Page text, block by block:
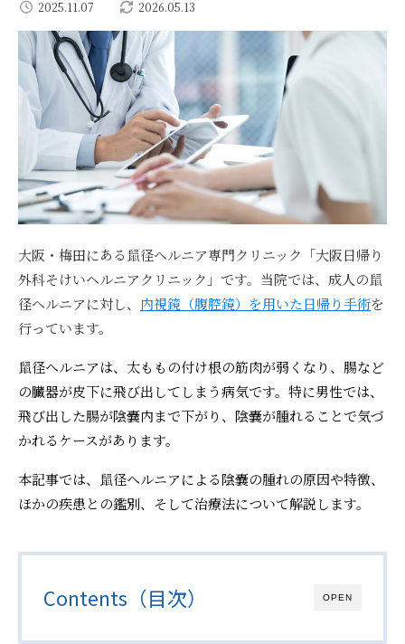
2025.11.07 2026.05.13
大阪・梅田にある鼠径ヘルニア専門クリニック「大阪日帰り
外科そけいヘルニアクリニック」です。当院では、成人の鼠
径ヘルニアに対し、 内視鏡（腹腔鏡）を用いた日帰り手術を
行っています。
鼠径ヘルニアは、太ももの付け根の筋肉が弱くなり、腸など
の臓器が皮下に飛び出してしまう病気です。特に男性では、
飛び出した腸が陰嚢内まで下がり、陰嚢が腫れることで気づ
かれるケースがあります。
本記事では、鼠径ヘルニアによる陰嚢の腫れの原因や特徴、
ほかの疾患との鑑別、そして治療法について解説します。
OPEN
Contents（目次）